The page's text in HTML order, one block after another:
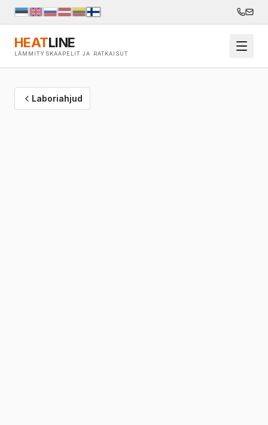
HEATLINE
LÄMMITYSKAAPELIT JA RATKAISUT
Laboriahjud